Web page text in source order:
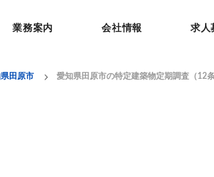
業務案内 会社情報 求人
田原市 愛知県田原市の特定建築物定期調査（12